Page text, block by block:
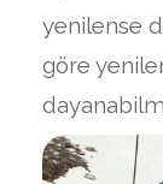
yenilense
göre